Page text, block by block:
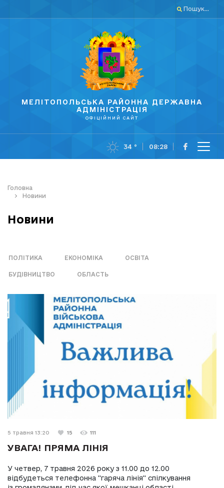
Пошук...
МЕЛІТОПОЛЬСЬКА РАЙОННА ДЕРЖАВНА
АДМІНІСТРАЦІЯ
ОФІЦІЙНИЙ САЙТ
34 ° 08:28
Головна
Новини
Новини
ПОЛІТИКА ЕКОНОМІКА ОСВІТА
БУДІВНИЦТВО ОБЛАСТЬ
5 травня 13:20 15 111
УВАГА! ПРЯМА ЛІНІЯ
У четвер, 7 травня 2026 року з 11.00 до 12.00
відбудеться телефонна "гаряча лінія" спілкування